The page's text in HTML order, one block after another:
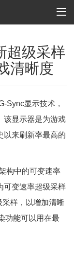
超级采样
清晰度
显示技术，
该显示器是为游戏
以来刷新率最高的
构中的可变速率
可变速率超级采样
采样，以增加清晰
功能可以用在最